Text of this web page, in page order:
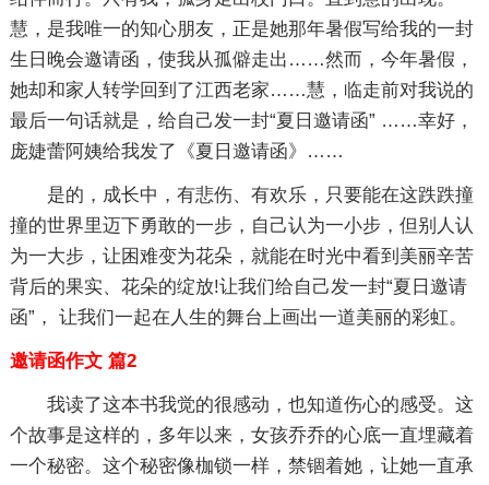
慧，是我唯一的知心朋友，正是她那年暑假写给我的一封
生日晚会邀请函，使我从孤僻走出……然而，今年暑假，
她却和家人转学回到了江西老家……慧，临走前对我说的
最后一句话就是，给自己发一封“夏日邀请函” ……幸好，
庞婕蕾阿姨给我发了《夏日邀请函》……
是的，成长中，有悲伤、有欢乐，只要能在这跌跌撞
撞的世界里迈下勇敢的一步，自己认为一小步，但别人认
为一大步，让困难变为花朵，就能在时光中看到美丽辛苦
背后的果实、花朵的绽放!让我们给自己发一封“夏日邀请
函”， 让我们一起在人生的舞台上画出一道美丽的彩虹。
邀请函作文 篇2
我读了这本书我觉的很感动，也知道伤心的感受。这
个故事是这样的，多年以来，女孩乔乔的心底一直埋藏着
一个秘密。这个秘密像枷锁一样，禁锢着她，让她一直承